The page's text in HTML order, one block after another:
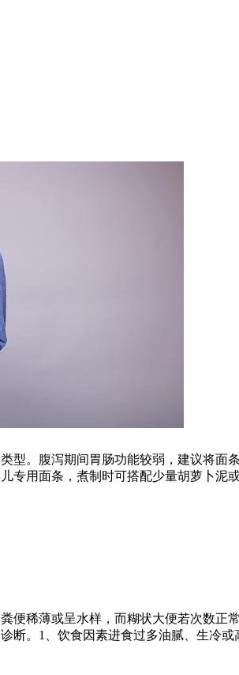
型。腹泻期间胃肠功能较弱，建议将
专用面条，煮制时可搭配少量胡萝卜
便稀薄或呈水样，而糊状大便若次数
断。1、饮食因素进食过多油腻、生冷